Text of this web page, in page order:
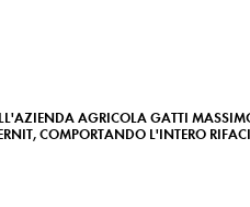
AGRICOLA GATTI
COMPORTANDO L'INTERO